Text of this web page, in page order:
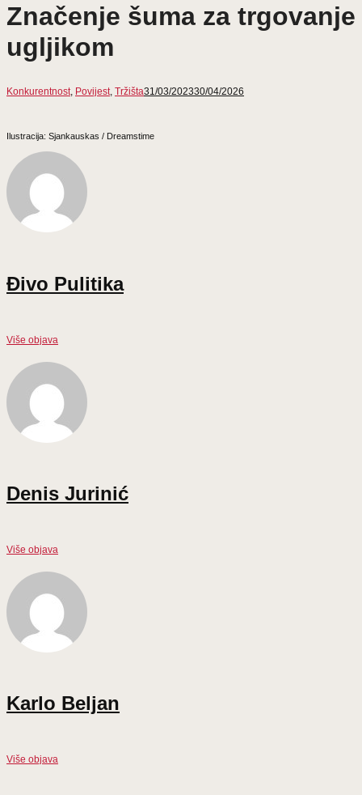
Značenje šuma za trgovanje
ugljikom
Konkurentnost, Povijest, Tržišta31/03/202330/04/2026
Ilustracija: Sjankauskas / Dreamstime
Đivo Pulitika
Više objava
Denis Jurinić
Više objava
Karlo Beljan
Više objava